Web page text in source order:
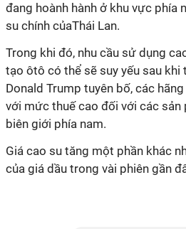
đang hoành hành ở khu vực phía
su chính củaThái Lan.
Trong khi đó, nhu cầu sử dụng
tạo ôtô có thể sẽ suy yếu sau khi
Donald Trump tuyên bố, các
với mức thuế cao đối với các
biên giới phía nam.
Giá cao su tăng một phần khác
của giá dầu trong vài phiên gần